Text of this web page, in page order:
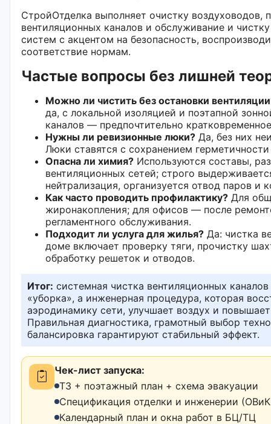
СтройОтделка выполняет очистку воздуховодов,
вентиляционных каналов и обслуживание и
систем с акцентом на безопасность,
соответствие нормам.
Частые вопросы без лишней
Можно ли чистить без остановки
да, с локальной изоляцией и поэтапной
каналов — предпочтительно
Нужны ли ревизионные люки? Да, без них
Люки ставятся с сохранением
Опасна ли химия? Используются составы,
вентиляционных сетей; строго
нейтрализация, организуется отвод паров и
Как часто проводить профилактику? Для
жиронакопления; для офисов — после
регламентного обслуживания.
Подходит ли услуга для жилья? Да: чистка
доме включает проверку тяги, прочистку
обработку решеток и отводов.
Итог: системная чистка вентиляционных
«уборка», а инженерная процедура, которая
аэродинамику сети, улучшает воздух и
Правильная диагностика, грамотный выбор
балансировка гарантируют стабильный эффект.
Чек-лист запуска:
ТЗ + поэтажный план + схема эвакуации
Спецификация отделки и инженерии
Календарный план и окна работ в БЦ/ТЦ